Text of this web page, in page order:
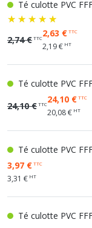
Té culotte PVC
2,74 €TTC2,63 €TTC
2,19 € HT
Té culotte PVC
24,10 €TTC24,10 €TTC
20,08 € HT
Té culotte PVC
3,97 €TTC
3,31 € HT
Té culotte PVC